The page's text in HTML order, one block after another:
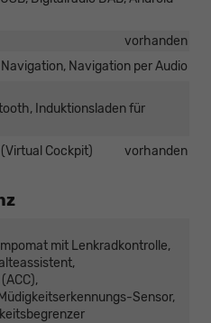
vorhanden
Navigation, Navigation per Audio
Induktionsladen für
Cockpit)
vorhanden
mit Lenkradkontrolle,
Sensor,